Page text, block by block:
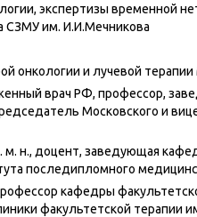
экспертизы временной
СЗМУ им. И.И.Мечникова
онкологии и лучевой
врач РФ, профессор,
Московского и
м. н., доцент, заведующая
последипломного
кафедры
факультетской терапии